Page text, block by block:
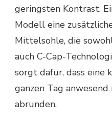
geringsten Kontrast.
Modell eine
Mittelsohle, die
auch C-Cap-
sorgt dafür, dass eine
ganzen Tag
abrunden.